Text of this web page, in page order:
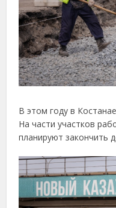
В этом году в
На части участков
планируют закончить